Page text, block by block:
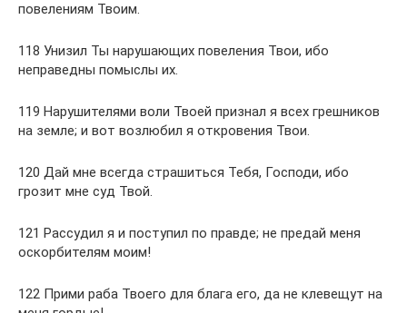
повелениям Твоим.
118 Унизил Ты нарушающих повеления Твои, ибо
неправедны помыслы их.
119 Нарушителями воли Твоей признал я всех грешников
на земле; и вот возлюбил я откровения Твои.
120 Дай мне всегда страшиться Тебя, Господи, ибо
грозит мне суд Твой.
121 Рассудил я и поступил по правде; не предай меня
оскорбителям моим!
122 Прими раба Твоего для блага его, да не клевещут на